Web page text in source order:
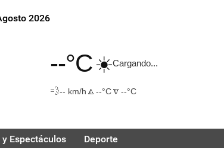
2026
--°C☀️Cargando...
💨-- km/h 🔼 --°C🔽 --°C
Espectáculos Deporte